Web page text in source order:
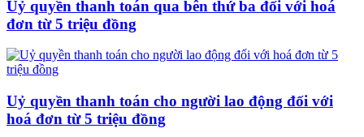
Uỷ quyền thanh toán qua bên thứ ba đối với hoá
đơn từ 5 triệu đồng
Uỷ quyền thanh toán cho người lao động đối với
hoá đơn từ 5 triệu đồng